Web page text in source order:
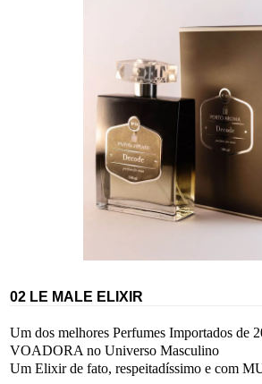
02 LE MALE ELIXIR
Um dos melhores Perfumes Importados de
VOADORA no Universo Masculino
Um Elixir de fato, respeitadíssimo e com